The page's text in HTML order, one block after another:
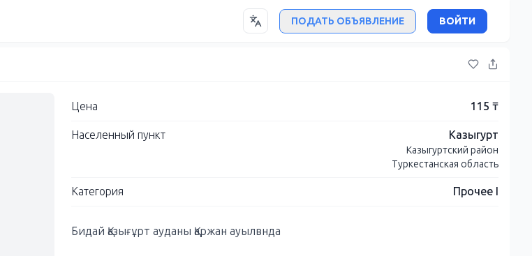
ПОДАТЬ ОБЪЯВЛЕНИЕ ВОЙТИ
Цена 115 ₸
Населенный пункт Казыгурт
Казыгуртский район
Туркестанская область
Категория Прочее I
Бидай Қазығұрт ауданы Қаржан ауылвнда